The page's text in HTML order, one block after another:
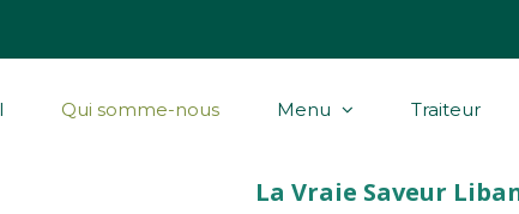
Qui somme-nous Menu Traiteur